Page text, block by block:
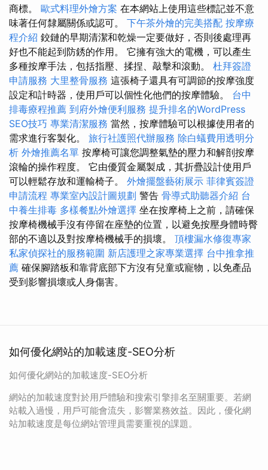
商標。 歐式料理外燴方案 在本網站上使用這些標記並不意
味著任何隸屬關係或認可。 下午茶外燴的完美搭配 按摩療
程介紹 鉸鏈的早期清潔和乾燥一定要做好，否則後處理再
好也不能起到防銹的作用。 它擁有強大的電機，可以產生
多種按摩手法，包括指壓、揉捏、敲擊和滾動。 杜拜簽證
申請服務 大里整骨服務 這張椅子還具有可調節的按摩強度
設定和計時器，使用戶可以個性化他們的按摩體驗。 台中
排毒療程推薦 到府外燴便利服務 提升排名的WordPress
SEO技巧 專業清潔服務 當然，按摩體驗可以根據使用者的
需求進行客製化。 旅行社護照代辦服務 除白蟻費用透明分
析 外燴推薦名單 按摩椅可讓您調整氣墊的壓力和解剖按摩
滾輪的操作程度。 它由優質金屬製成，其折疊設計使用戶
可以輕鬆存放和運輸椅子。 外燴擺盤藝術展示 菲律賓簽證
申請流程 專業室內設計圖規劃 警告 骨導式助聽器介紹 台
中養生排毒 多樣餐點外燴選擇 坐在按摩椅上之前，請確保
按摩椅機械手沒有停留在座墊的位置，以避免按壓身體時臀
部的不適以及對按摩椅機械手的損壞。 頂樓漏水修復專家
私家偵探社的服務範圍 新店護理之家專業選擇 台中推拿推
薦 確保腳踏板和靠背底部下方沒有兒童或寵物，以免產品
受到影響損壞或人身傷害。
如何優化網站的加載速度-SEO分析
如何優化網站的加載速度-SEO分析
網站的加載速度對於用戶體驗和搜索引擎排名至關重要。若網
站載入過慢，用戶可能會流失，影響業務效益。因此，優化網
站加載速度是每位網站管理員需要重視的課題。